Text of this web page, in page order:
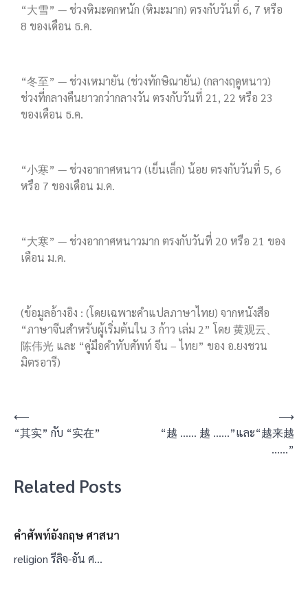
“大雪” — ช่วงหิมะตกหนัก (หิมะมาก) ตรงกับวันที่ 6, 7 หรือ
8 ของเดือน ธ.ค.
“冬至” — ช่วงเหมายัน (ช่วงทักษิณายัน) (กลางฤดูหนาว)
ช่วงที่กลางคืนยาวกว่ากลางวัน ตรงกับวันที่ 21, 22 หรือ 23
ของเดือน ธ.ค.
“小寒” — ช่วงอากาศหนาว (เย็นเล็ก) น้อย ตรงกับวันที่ 5, 6
หรือ 7 ของเดือน ม.ค.
“大寒” — ช่วงอากาศหนาวมาก ตรงกับวันที่ 20 หรือ 21 ของ
เดือน ม.ค.
(ข้อมูลอ้างอิง : (โดยเฉพาะคำแปลภาษาไทย) จากหนังสือ
“ภาษาจีนสำหรับผู้เริ่มต้นใน 3 ก้าว เล่ม 2” โดย 黄观云、
陈伟光 และ “คู่มือคำทับศัพท์ จีน – ไทย” ของ อ.ยงชวน
มิตรอารี)
⟵
“其实” กับ “实在”
“越 …… 越 ……”และ“越来越
……”
⟶
Related Posts
คำศัพท์อังกฤษ ศาสนา
religion รีลิจ-อัน ศ…